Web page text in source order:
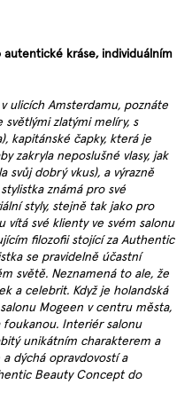
autentické kráse, individuálním
ulicích Amsterdamu, poznáte
zlatými melíry, s
kapitánské čapky, která je
zakryla neposlušné vlasy, jak
svůj dobrý vkus), a výrazně
známá pro své
styly, stejně tak jako pro
své klienty ve svém salonu
filozofii stojící za Authentic
se pravidelně účastní
světě. Neznamená to ale, že
a celebrit. Když je holandská
Mogeen v centru města,
Interiér salonu
unikátním charakterem a
dýchá opravdovostí a
Beauty Concept do